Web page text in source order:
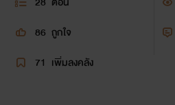
86 ถูกใจ
71 เพิ่มลงคลัง